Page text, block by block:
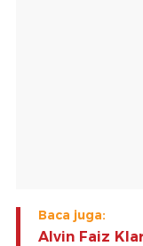
Baca juga:
Alvin Faiz